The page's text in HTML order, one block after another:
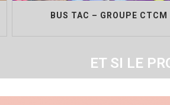
BUS TAC – GROUPE CTCM
ET SI LE